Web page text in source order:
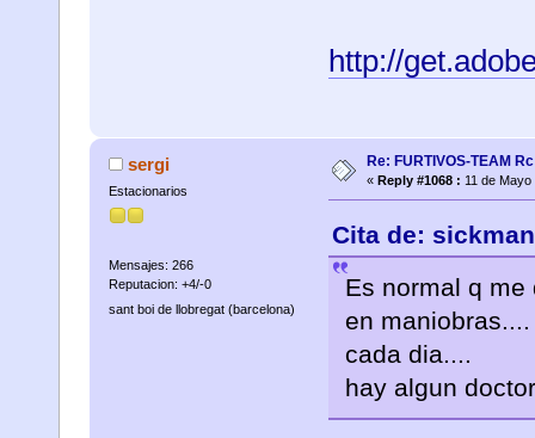
http://
sergi
Estacionarios
Mensajes: 266
Reputacion: +4/-0
sant boi de llobregat (barcelona)
Re: FURTIVOS-TEAM
« Reply #1068 : 11 de
Cita de:
Es normal q
en
cada dia....
hay algun